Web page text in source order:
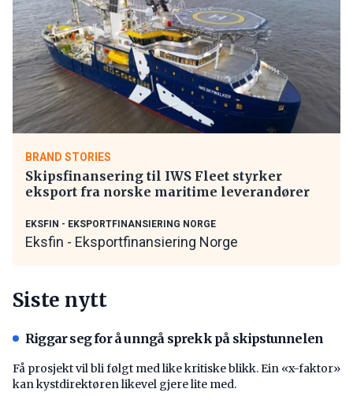
BRAND STORIES
Skipsfinansering til IWS Fleet styrker
eksport fra norske maritime leverandører
EKSFIN - EKSPORTFINANSIERING NORGE
Eksfin - Eksportfinansiering Norge
Siste nytt
Riggar seg for å unngå sprekk på skipstunnelen
Få prosjekt vil bli følgt med like kritiske blikk. Ein «x-faktor»
kan kystdirektøren likevel gjere lite med.